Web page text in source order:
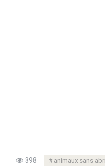
898 animaux sans abri